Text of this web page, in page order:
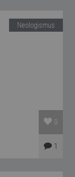
Neologismus
9
1